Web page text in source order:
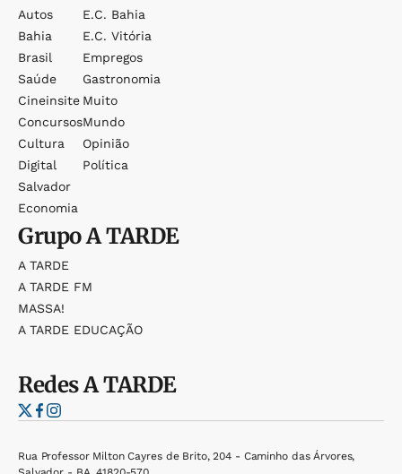
Autos
Bahia
Brasil
Saúde
Cineinsite
Concursos
Cultura
Digital
Salvador
Economia
E.c. Bahia
E.c. Vitória
Empregos
Gastronomia
Muito
Mundo
Opinião
Política
GrupoA TARDE
A TARDE
A TARDE FM
MASSA!
A TARDE EDUCAÇÃO
RedesA TARDE
Rua Professor Milton Cayres de Brito, 204 - Caminho das Árvores,